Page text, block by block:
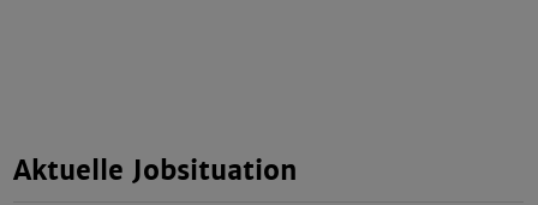
Aktuelle Jobsituation